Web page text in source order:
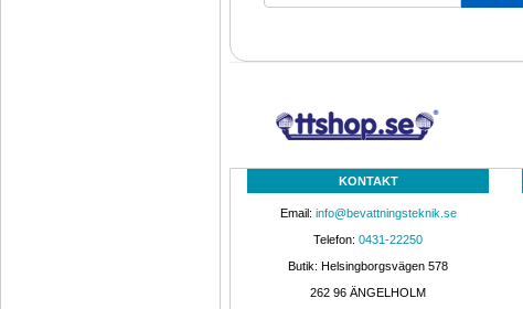
KONTAKT
Email: info@bevattningsteknik.se
Telefon: 0431-22250
Butik: Helsingborgsvägen 578
262 96 ÄNGELHOLM